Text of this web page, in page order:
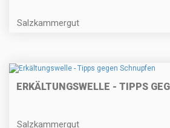
Salzkammergut
ERKÄLTUNGSWELLE - TIPPS
Salzkammergut